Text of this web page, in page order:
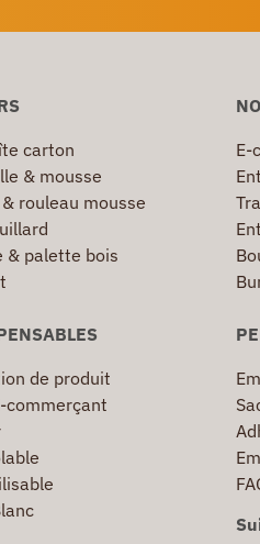
carton
& mousse
rouleau mousse
& palette bois
E-
de produit
commerçant